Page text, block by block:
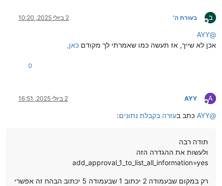
ב
מנותק
בעזרת ה' 2 ביולי 2025, 10:20
@
AYY
אכן לא שייך, אז תעשה כמו שאמרתי לך מקודם כאן,
0
A
מנותק
AYY 2 ביולי 2025, 16:51
@
AYY כתב בעזרה בקבלת נתונים:
תודה רבה
ולעשות את ההגדרה הזה
add_approval_1_to_list_all_information=yes
רק במקום שבעמודה 2 יכתוב 1 שבעמודה 5 יכתוב הבהח זה אפשרי